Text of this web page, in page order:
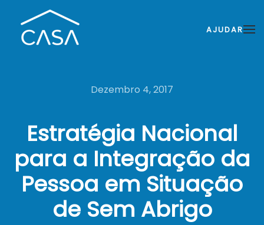
AJUDAR
Dezembro 4, 2017
Estratégia Nacional
para a Integração da
Pessoa em Situação
de Sem Abrigo